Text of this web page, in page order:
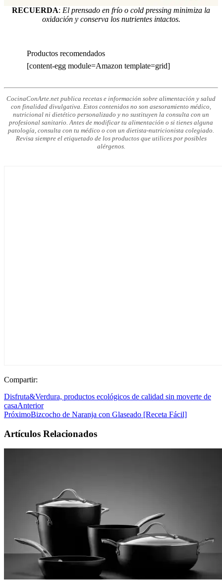
RECUERDA: El prensado en frío o cold pressing minimiza la
oxidación y conserva los nutrientes intactos.
Productos recomendados
[content-egg module=Amazon template=grid]
CocinaConArte.net publica recetas e información sobre alimentación y salud
con finalidad divulgativa. Estos contenidos no son asesoramiento médico,
nutricional ni dietético personalizado y no sustituyen la consulta con un
profesional sanitario. Antes de modificar tu alimentación o si tienes alguna
patología, consulta con tu médico o con un dietista-nutricionista colegiado.
Revisa siempre el etiquetado de los productos que utilices por posibles
alérgenos.
Compartir:
Disfruta&Verdura, productos ecológicos de calidad sin moverte de
casaAnterior
PróximoBizcocho de Naranja con Glaseado [Receta Fácil]
Artículos Relacionados